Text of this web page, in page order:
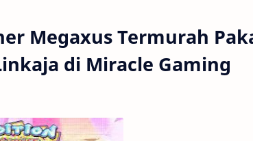
Megaxus Termurah
di Miracle Gaming